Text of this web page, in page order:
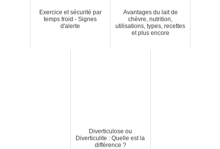
Exercice et sécurité par
temps froid - Signes
d'alerte
Avantages du lait de
chèvre, nutrition,
utilisations, types, recettes
et plus encore
Diverticulose ou
Diverticulite : Quelle est la
différence ?